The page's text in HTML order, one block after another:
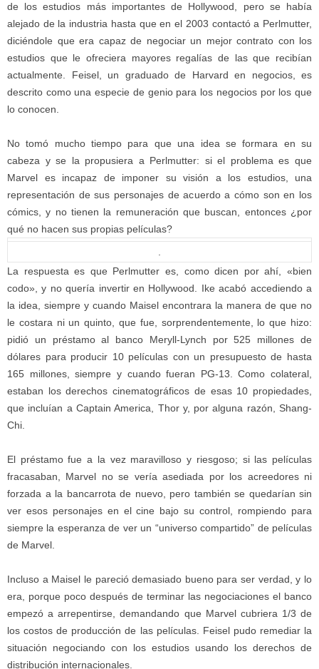
de los estudios más importantes de Hollywood, pero se había
alejado de la industria hasta que en el 2003 contactó a Perlmutter,
diciéndole que era capaz de negociar un mejor contrato con los
estudios que le ofreciera mayores regalías de las que recibían
actualmente. Feisel, un graduado de Harvard en negocios, es
descrito como una especie de genio para los negocios por los que
lo conocen.
No tomó mucho tiempo para que una idea se formara en su
cabeza y se la propusiera a Perlmutter: si el problema es que
Marvel es incapaz de imponer su visión a los estudios, una
representación de sus personajes de acuerdo a cómo son en los
cómics, y no tienen la remuneración que buscan, entonces¿por
qué no hacen sus propias películas?
La respuesta es que Perlmutter es, como dicen por ahí, «bien
codo», y no quería invertir en Hollywood. Ike acabó accediendo a
la idea, siempre y cuando Maisel encontrara la manera de que no
le costara ni un quinto, que fue, sorprendentemente, lo que hizo:
pidió un préstamo al banco Meryll-Lynch por 525 millones de
dólares para producir 10 películas con un presupuesto de hasta
165 millones, siempre y cuando fueran PG-13. Como colateral,
estaban los derechos cinematográficos de esas 10 propiedades,
que incluían a Captain America, Thor y, por alguna razón, Shang-
Chi.
El préstamo fue a la vez maravilloso y riesgoso; si las películas
fracasaban, Marvel no se vería asediada por los acreedores ni
forzada a la bancarrota de nuevo, pero también se quedarían sin
ver esos personajes en el cine bajo su control, rompiendo para
siempre la esperanza de ver un “universo compartido” de películas
de Marvel.
Incluso a Maisel le pareció demasiado bueno para ser verdad, y lo
era, porque poco después de terminar las negociaciones el banco
empezó a arrepentirse , demandando que Marvel cubriera 1/3 de
los costos de producción de las películas. Feisel pudo remediar la
situación negociando con los estudios usando los derechos de
distribución internacionales.